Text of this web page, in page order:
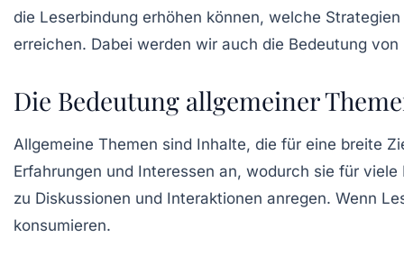
die Leserbindung erhöhen können, welche
erreichen. Dabei werden wir auch die Bedeutung
Die Bedeutung allgemeiner
Allgemeine Themen sind Inhalte, die für eine breite
Erfahrungen und Interessen an, wodurch sie für
zu Diskussionen und Interaktionen anregen. Wenn
konsumieren.